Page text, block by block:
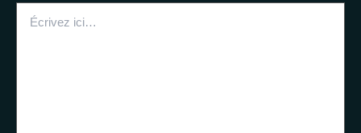
ici…